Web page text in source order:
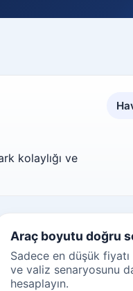
kolaylığı ve
Araç boyutu doğru
Sadece en düşük
ve valiz senaryosunu
hesaplayın.